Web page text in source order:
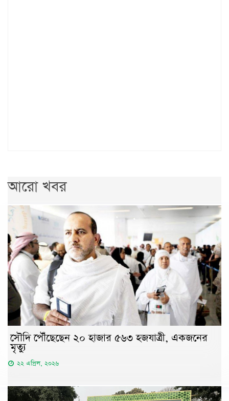
আরো খবর
সৌদি পৌঁছেছেন ২০ হাজার ৫৬৩ হজযাত্রী, একজনের
মৃত্যু
২২ এপ্রিল, ২০২৬